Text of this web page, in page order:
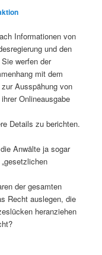
Informationen von
und den
werfen der
mit dem
Ausspähung von
Onlineausgabe
Details zu berichten.
Anwälte ja sogar
der gesamten
Recht auslegen, die
heranziehen